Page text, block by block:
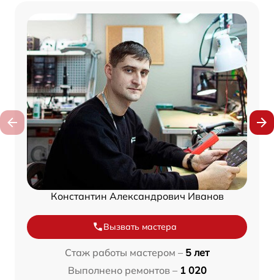
Константин Александрович Иванов
Вызвать мастера
Стаж работы мастером – 5 лет
Выполнено ремонтов – 1 020